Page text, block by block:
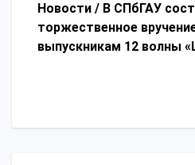
Новости / В СПбГАУ
торжественное
выпускникам 12 волны